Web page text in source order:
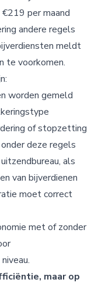
per maand
andere regels
meldt
te voorkomen.
worden gemeld
of stopzetting
deze regels
als
van bijverdienen
moet correct
met of zonder
maar op